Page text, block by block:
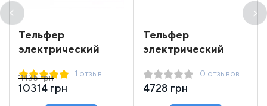
Тельфер
электрический
400/800
1 отзыв
10314 грн
11435 грн
Тельфер
электрический
0 отзывов
4728 грн